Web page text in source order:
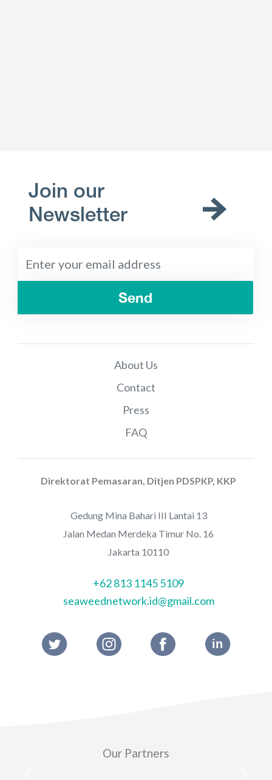
Join our
Newsletter
Send
About Us
Contact
Press
FAQ
Direktorat Pemasaran, Ditjen PDSPKP, KKP
Gedung Mina Bahari III Lantai 13
Jalan Medan Merdeka Timur No. 16
Jakarta 10110
+62 813 1145 5109
seaweednetwork.id@gmail.com
Our Partners